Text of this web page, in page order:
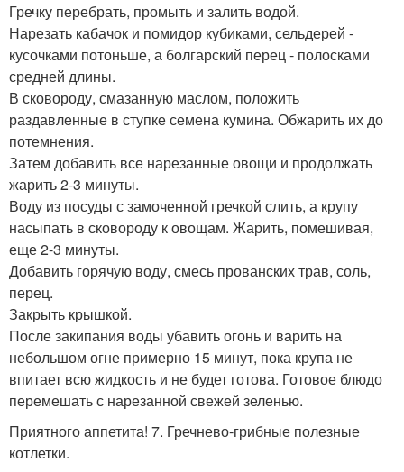
Гречку перебрать, промыть и залить водой.
Нарезать кабачок и помидор кубиками, сельдерей -
кусочками потоньше, а болгарский перец - полосками
средней длины.
В сковороду, смазанную маслом, положить
раздавленные в ступке семена кумина. Обжарить их до
потемнения.
Затем добавить все нарезанные овощи и продолжать
жарить 2-3 минуты.
Воду из посуды с замоченной гречкой слить, а крупу
насыпать в сковороду к овощам. Жарить, помешивая,
еще 2-3 минуты.
Добавить горячую воду, смесь прованских трав, соль,
перец.
Закрыть крышкой.
После закипания воды убавить огонь и варить на
небольшом огне примерно 15 минут, пока крупа не
впитает всю жидкость и не будет готова. Готовое блюдо
перемешать с нарезанной свежей зеленью.
Приятного аппетита! 7. Гречнево-грибные полезные
котлетки.